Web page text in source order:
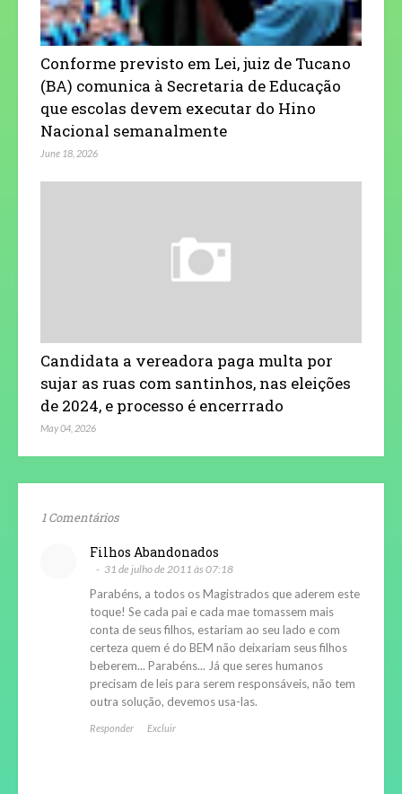
Conforme previsto em Lei, juiz de Tucano
(BA) comunica à Secretaria de Educação
que escolas devem executar do Hino
Nacional semanalmente
June 18, 2026
Candidata a vereadora paga multa por
sujar as ruas com santinhos, nas eleições
de 2024, e processo é encerrrado
May 04, 2026
1 Comentários
Filhos Abandonados
31 de julho de 2011 às 07:18
Parabéns, a todos os Magistrados que aderem este
toque! Se cada pai e cada mae tomassem mais
conta de seus filhos, estariam ao seu lado e com
certeza quem é do BEM não deixariam seus filhos
beberem... Parabéns... Já que seres humanos
precisam de leis para serem responsáveis, não tem
outra solução, devemos usa-las.
Responder Excluir